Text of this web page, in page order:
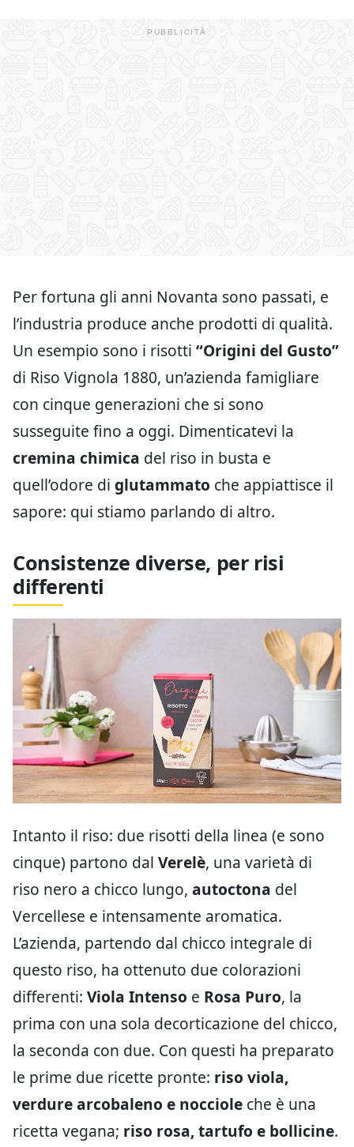
Per fortuna gli anni Novanta sono passati, e
l’industria produce anche prodotti di qualità.
Un esempio sono i risotti “Origini del Gusto”
di Riso Vignola 1880, un’azienda famigliare
con cinque generazioni che si sono
susseguite fino a oggi. Dimenticatevi la
cremina chimica del riso in busta e
quell’odore di glutammato che appiattisce il
sapore: qui stiamo parlando di altro.
Consistenze diverse, per risi
differenti
Intanto il riso: due risotti della linea (e sono
cinque) partono dal Verelè, una varietà di
riso nero a chicco lungo, autoctona del
Vercellese e intensamente aromatica.
L’azienda, partendo dal chicco integrale di
questo riso, ha ottenuto due colorazioni
differenti: Viola Intenso e Rosa Puro, la
prima con una sola decorticazione del chicco,
la seconda con due. Con questi ha preparato
le prime due ricette pronte: riso viola,
verdure arcobaleno e nocciole che è una
ricetta vegana; riso rosa, tartufo e bollicine.